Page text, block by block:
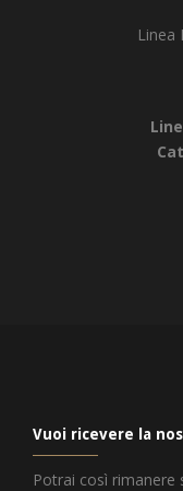
Linea
Vuoi ricevere la
Potrai così